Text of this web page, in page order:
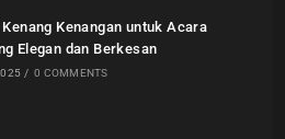
Kenangan untuk Acara
Elegan dan Berkesan
/ 0 COMMENTS